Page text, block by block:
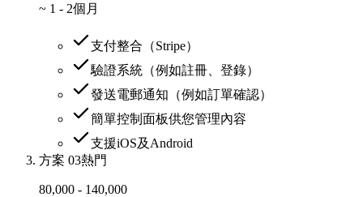
~ 1 - 2個月
支付整合（Stripe）
驗證系統（例如註冊、登錄）
發送電郵通知（例如訂單確認）
簡單控制面板供您管理內容
支援iOS及Android
方案 03熱門
80,000 - 140,000